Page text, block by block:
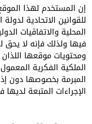
إن المستخدم لهذا
للقوانين الاتحادية
المحلية والاتفاقيات
فيها ولذلك فإنه لا
ومحتويات موقعها
الملكية الفكرية
المبرمة بخصوصها دون
الإجراءات المتبعة